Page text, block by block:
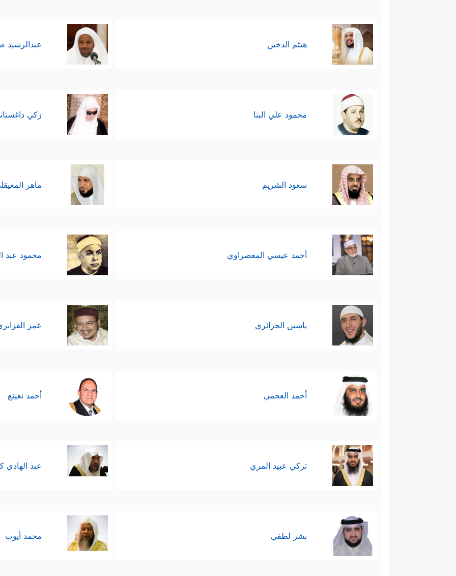
هيثم الدخين عبدالرشيد
محمود علي البنا زكي
سعود الشريم ماهر
أحمد عيسي المعصراوي محمود عبد
ياسين الجزائري عمر
أحمد العجمي أحمد نعينع
تركي عبيد المري عبد الهادي
بشر لطفي محمد أيوب